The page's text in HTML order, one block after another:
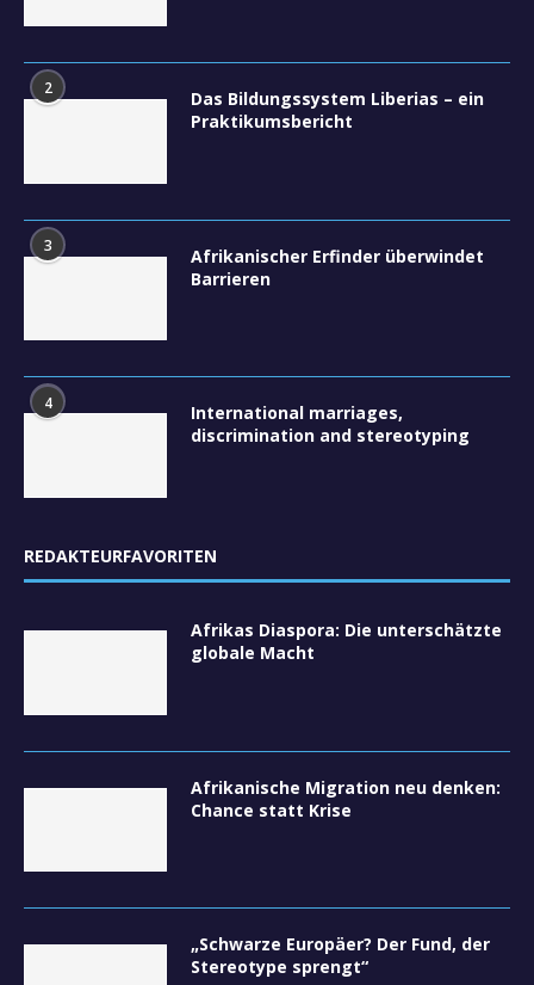
2
Das Bildungssystem Liberias – ein
Praktikumsbericht
3
Afrikanischer Erfinder überwindet
Barrieren
4
International marriages,
discrimination and stereotyping
REDAKTEURFAVORITEN
Afrikas Diaspora: Die unterschätzte
globale Macht
Afrikanische Migration neu denken:
Chance statt Krise
„Schwarze Europäer? Der Fund, der
Stereotype sprengt“